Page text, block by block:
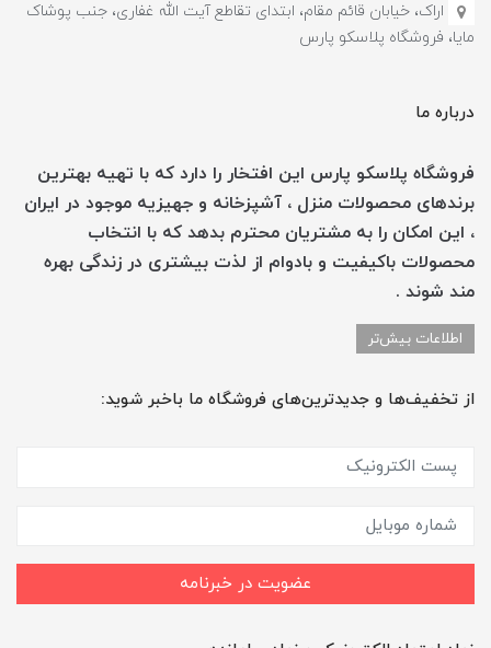
اراک، خیابان قائم مقام، ابتدای تقاطع آیت الله غفاری، جنب پوشاک
مایا، فروشگاه پلاسکو پارس
درباره ما
فروشگاه پلاسکو پارس این افتخار را دارد که با تهیه بهترین
برندهای محصولات منزل ، آشپزخانه و جهیزیه موجود در ایران
، این امکان را به مشتریان محترم بدهد که با انتخاب
محصولات باکیفیت و بادوام از لذت بیشتری در زندگی بهره
مند شوند .
اطلاعات بیش‌تر
از تخفیف‌ها و جدیدترین‌های فروشگاه ما باخبر شوید:
عضویت در خبرنامه